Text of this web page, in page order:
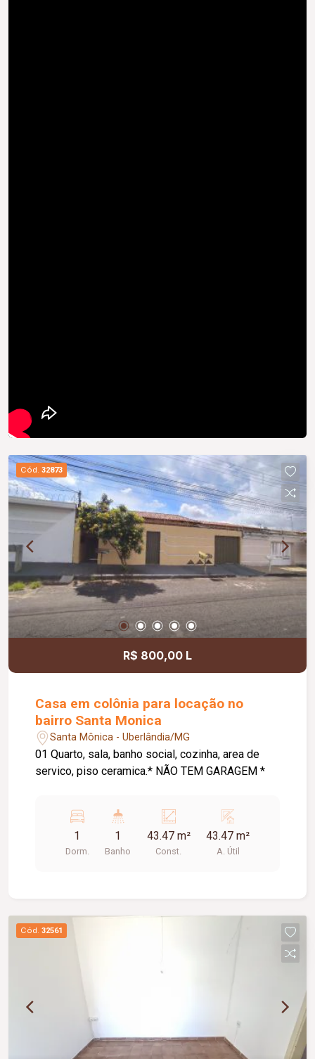
Cód. 32873
R$ 800,00 L
Casa em colônia para locação no
bairro Santa Monica
Santa Mônica - Uberlândia/MG
01 Quarto, sala, banho social, cozinha, area de
servico, piso ceramica.* NÃO TEM GARAGEM *
1
Dorm.
1
Banho
43.47 m²
Const.
43.47 m²
A. Útil
Cód. 32561